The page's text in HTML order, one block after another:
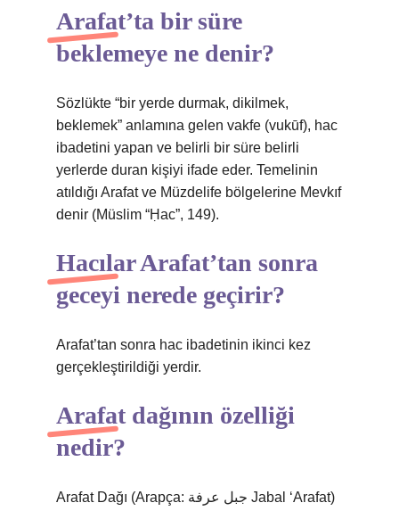
Arafat’ta bir süre
beklemeye ne denir?
Sözlükte “bir yerde durmak, dikilmek,
beklemek” anlamına gelen vakfe (vukūf), hac
ibadetini yapan ve belirli bir süre belirli
yerlerde duran kişiyi ifade eder. Temelinin
atıldığı Arafat ve Müzdelife bölgelerine Mevkıf
denir (Müslim “Ḥac”, 149).
Hacılar Arafat’tan sonra
geceyi nerede geçirir?
Arafat’tan sonra hac ibadetinin ikinci kez
gerçekleştirildiği yerdir.
Arafat dağının özelliği
nedir?
Arafat Dağı (Arapça: جبل عرفة Jabal ‘Arafat)